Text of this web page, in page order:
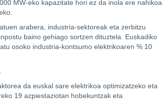
MW-eko kapazitate hori ez da inola ere nahikoa
arabera, industria-sektoreak eta zerbitzu
baino gehiago sortzen dituztela. Euskadiko
osoko industria-kontsumo elektrikoaren % 10
da euskal sare elektrikoa optimizatzeko eta
19 azpiestaziotan hobekuntzak eta